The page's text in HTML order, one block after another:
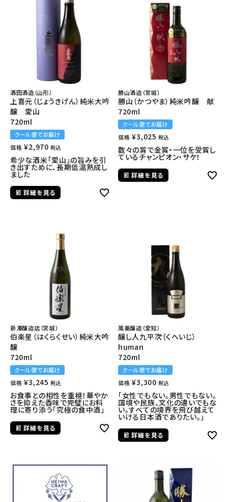
酒田酒造（山形）
上喜元（じょうきげん）純米大吟
醸 愛山
720ml
クール便でお届け
価格 ¥2,970 税込
希少な酒米「愛山」の旨みを引
き出すために、長期低温熟成し
ました
詳細を見る
勝山酒造（宮城）
勝山（かつやま）純米吟醸 献
720ml
クール便でお届け
価格 ¥3,025 税込
数々の賞で金賞・一位を受賞し
ているチャンピオン・サケ！
詳細を見る
新澤醸造店（宮城）
伯楽星（はくらくせい）純米大吟
醸
720ml
クール便でお届け
価格 ¥3,245 税込
お食事との相性を重視！華やか
さを抑えた香味で完璧にお料
理に寄り添う「究極の食中酒」
詳細を見る
萬乗醸造（愛知）
醸し人九平次（くへいじ）
human
720ml
クール便でお届け
価格 ¥3,300 税込
「女性でもない。男性でもない。
国境や民族、文化の違いでもな
い。すべての境界を飛び越えて
いける日本酒でありたい。」
詳細を見る